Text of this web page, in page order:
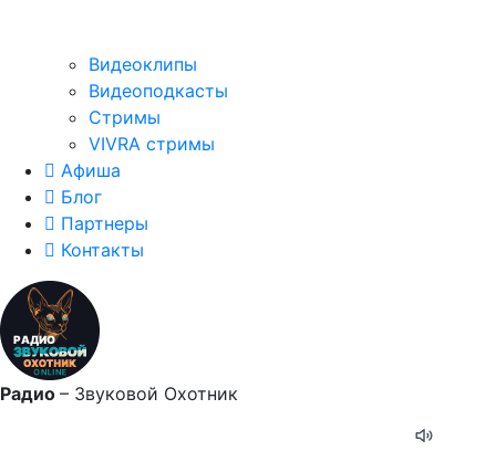
Видеоклипы
Видеоподкасты
Стримы
VIVRA стримы
Афиша
Блог
Партнеры
Контакты
Радио – Звуковой Охотник